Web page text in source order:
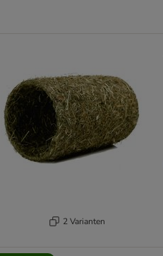
2 Varianten